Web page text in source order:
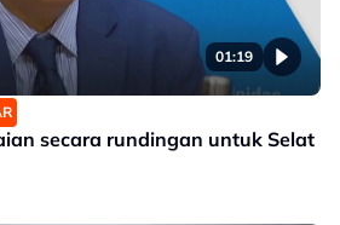
01:19
secara rundingan untuk Selat